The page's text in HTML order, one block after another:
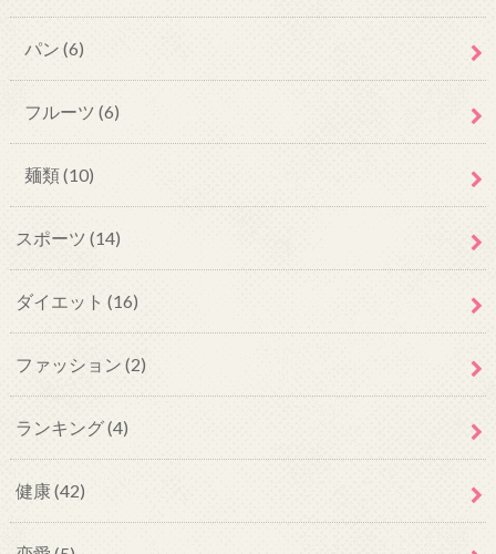
パン (6)
フルーツ (6)
麺類(10)
スポーツ (14)
ダイエット (16)
ファッション (2)
ランキング(4)
健康(42)